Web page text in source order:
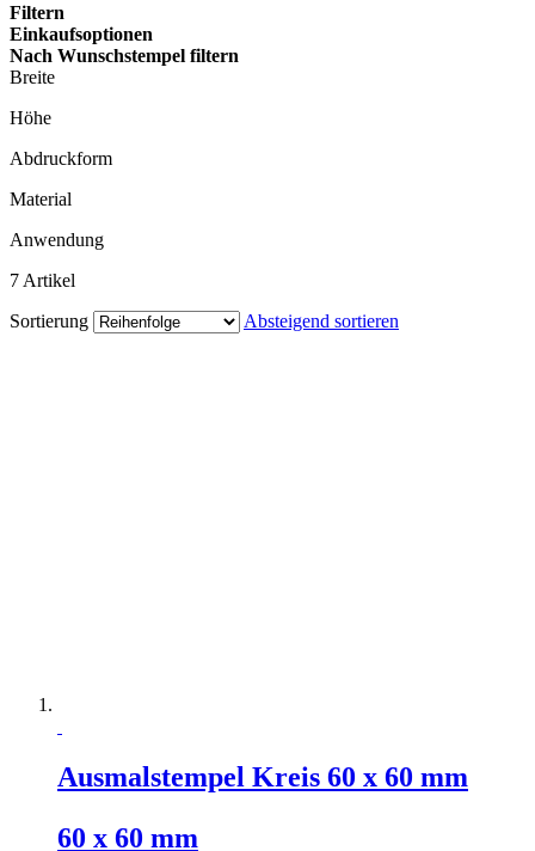
Filtern
Einkaufsoptionen
Nach Wunschstempel filtern
Breite
Höhe
Abdruckform
Material
Anwendung
7 Artikel
Sortierung
Absteigend sortieren
Ausmalstempel Kreis 60 x 60 mm
60 x 60 mm